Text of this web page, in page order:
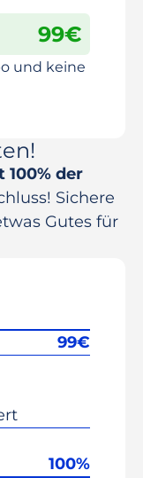
99€
und keine
100% der
Sichere
Gutes für
99€
100%